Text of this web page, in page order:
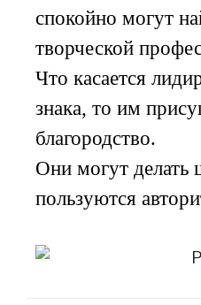
спокойно могут
творческой
Что касается
знака, то им
благородство.
Они могут
пользуются